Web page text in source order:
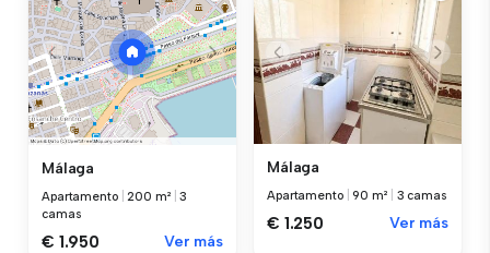
Málaga
Apartamento |200 m² |3
camas
€ 1.950 Ver más
Málaga
Apartamento |90 m² 3 camas
€ 1.250 Ver más